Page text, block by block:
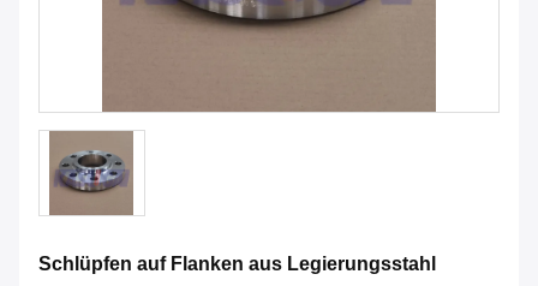
Schlüpfen auf Flanken aus Legierungsstahl